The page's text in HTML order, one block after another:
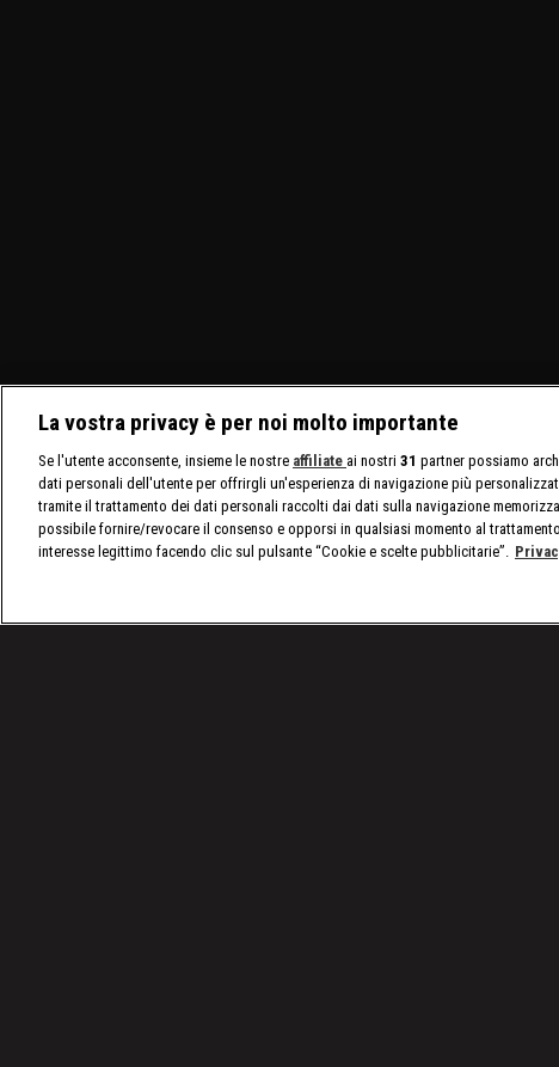
La vostra privacy è per noi molto importante
Se l'utente acconsente, insieme le nostre affiliate ai nostri 31 partner possiamo
dati personali dell'utente per offrirgli un'esperienza di navigazione più
tramite il trattamento dei dati personali raccolti dai dati sulla navigazione
possibile fornire/revocare il consenso e opporsi in qualsiasi momento al
interesse legittimo facendo clic sul pulsante “Cookie e scelte pubblicitarie”.